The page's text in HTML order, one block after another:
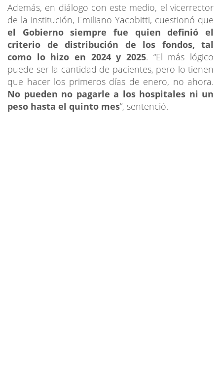
Además, en diálogo con este medio, el vicerrector
de la institución, Emiliano Yacobitti, cuestionó que
el Gobierno siempre fue quien definió el
criterio de distribución de los fondos, tal
como lo hizo en 2024 y 2025. “El más lógico
puede ser la cantidad de pacientes, pero lo tienen
que hacer los primeros días de enero, no ahora.
No pueden no pagarle a los hospitales ni un
peso hasta el quinto mes”, sentenció.